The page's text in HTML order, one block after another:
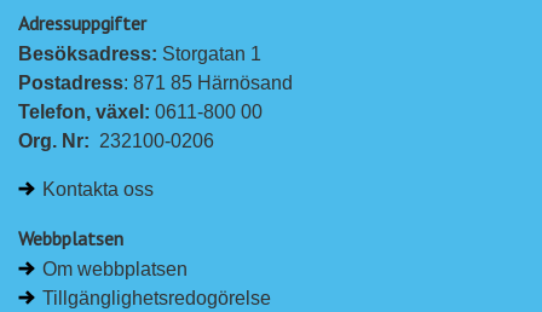
Adressuppgifter
Besöksadress: Storgatan 1
Postadress: 871 85 Härnösand
Telefon, växel: 0611-800 00
Org. Nr: 232100-0206
Kontakta oss
Webbplatsen
Om webbplatsen
Tillgänglighetsredogörelse